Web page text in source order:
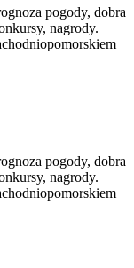
pogody, dobra
nagrody.
pogody, dobra
nagrody.